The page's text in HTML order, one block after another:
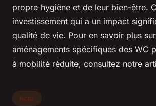
propre hygiène et de leur bien-être.
investissement qui a un impact
qualité de vie. Pour en savoir plus
aménagements spécifiques des WC
à mobilité réduite, consultez notre
Actu